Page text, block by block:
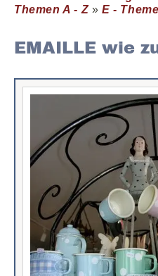
Themen A - Z»E -
EMAILLE wie